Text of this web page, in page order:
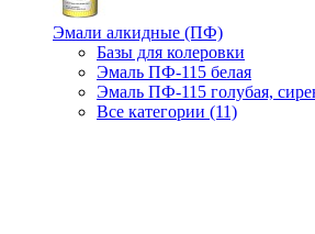
Эмали алкидные (ПФ)
Базы для колеровки
Эмаль ПФ-115 белая
Эмаль ПФ-115 голубая,
Все категории (11)